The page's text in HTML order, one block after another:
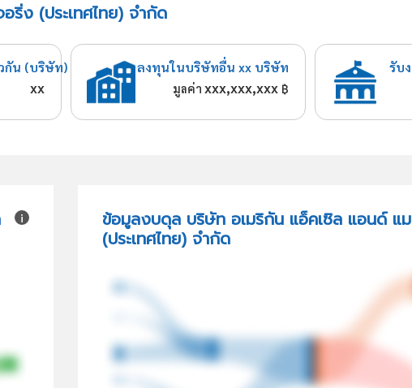
ริ่ง (ประเทศไทย) จำกัด
กัน (บริษัท)
xx
ลงทุนในบริษัทอื่น xx บริษัท
มูลค่าxxx,xxx,xxx ฿
รับ
ข้อมูลงบดุล บริษัท อเมริกัน แอ็คเซิล แอนด์ แ
(ประเทศไทย) จำกัด